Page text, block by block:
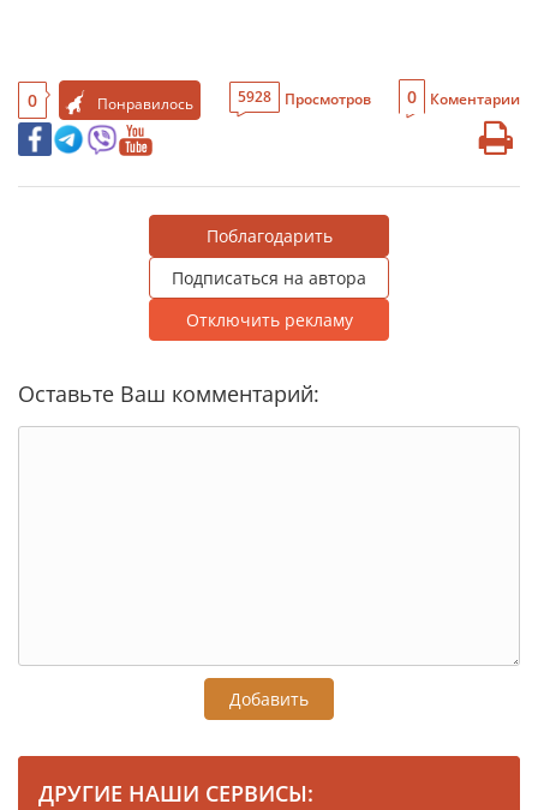
0 Понравилось 5928 Просмотров 0 Коментарии
Поблагодарить
Подписаться на автора
Отключить рекламу
Оставьте Ваш комментарий:
Добавить
ДРУГИЕ НАШИ СЕРВИСЫ: